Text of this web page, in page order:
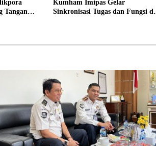
Tangan
Kumham Imipas Gelar
Sinkronisasi Tugas dan Fungsi di